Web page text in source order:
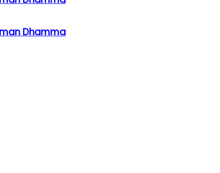
Dhamma